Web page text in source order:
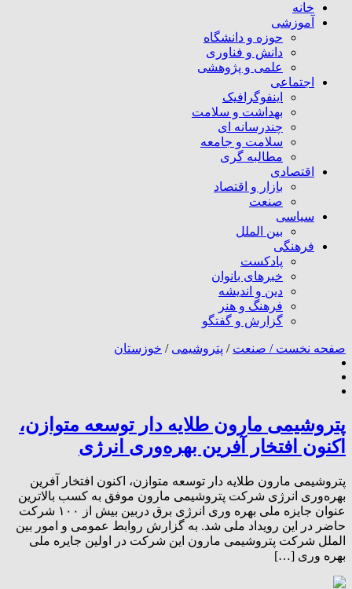
خانه
آموزشی
حوزه و دانشگاه
دانش و فناوری
علمی و پژوهشی
اجتماعی
اینفوگرافیک
بهداشت و سلامت
چندرسانه ای
سلامت و جامعه
مطالبه گری
اقتصادی
بازار و اقتصاد
صنعت
سیاسی
بین الملل
فرهنگی
پادکست
خبرهای بانوان
دین و اندیشه
فرهنگ و هنر
گزارش و گفتگو
صفحه نخست / صنعت / پتروشیمی / خوزستان
پتروشیمی مارون طلایه دار توسعه متوازن،
اکنون افتخار آفرین بهره‌وری انرژی
پتروشیمی مارون طلایه دار توسعه متوازن، اکنون افتخار آفرین
بهره‌وری انرژی شرکت پتروشیمی مارون موفق به کسب بالاترین
عنوان جایزه ملی بهره وری انرژی برق دربین بیش از ۱۰۰ شرکت
حاضر در این رویداد ملی شد. به گزارش روابط عمومی و امور بین
الملل شرکت پتروشیمی مارون این شرکت در اولین جایره ملی
بهره وری […]